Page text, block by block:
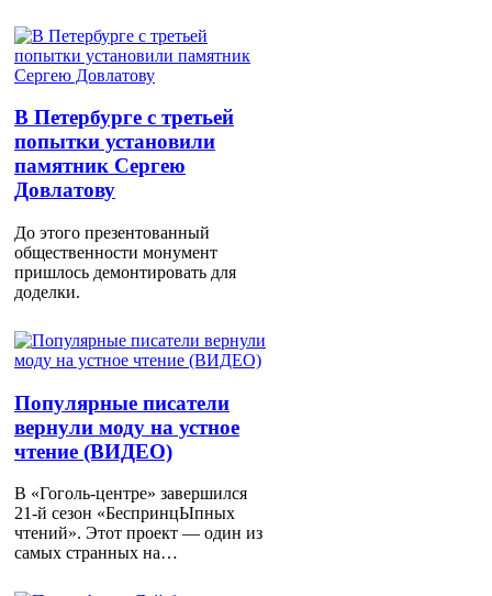
В Петербурге с третьей
попытки установили
памятник Сергею
Довлатову
До этого презентованный
общественности монумент
пришлось демонтировать для
доделки.
Популярные писатели
вернули моду на устное
чтение (ВИДЕО)
В «Гоголь-центре» завершился
21-й сезон «БеспринцЫпных
чтений». Этот проект — один из
самых странных на…